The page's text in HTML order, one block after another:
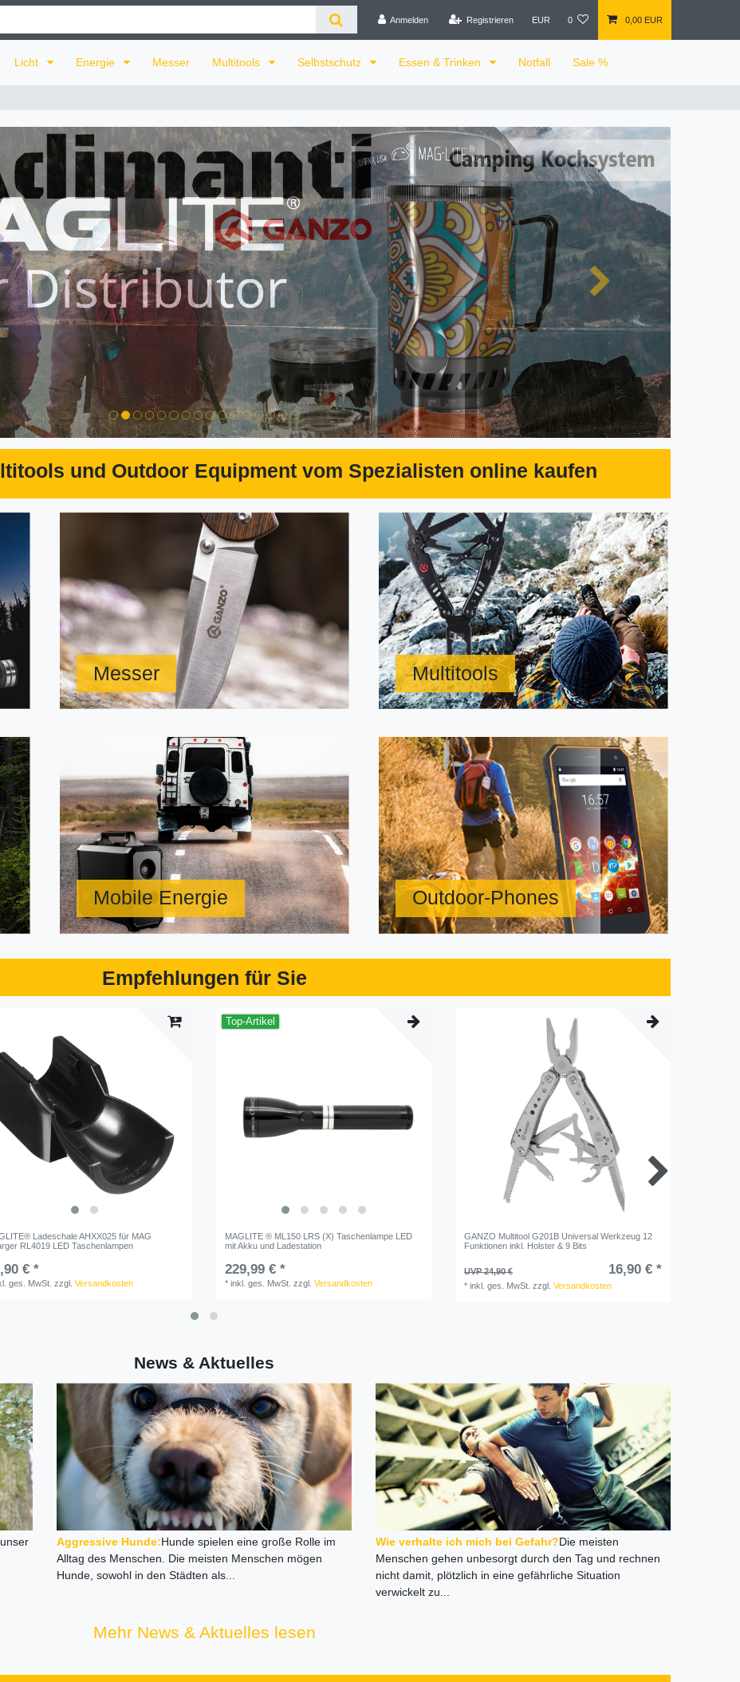
Anmelden
Registrieren EUR 0 0,00 EUR
Licht Energie Messer Multitools Selbstschutz Essen & Trinken Notfall Sale %
und Outdoor Equipment vom Spezialisten online kaufen
Messer Multitools
Mobile Energie Outdoor-Phones
Empfehlungen für Sie
Ladeschale AHXX025 für MAG
RL4019 LED Taschenlampen
€ *
ges. MwSt. zzgl.Versandkosten
Top-Artikel
MAGLITE ® ML150 LRS (X) Taschenlampe LED
mit Akku und Ladestation
229,99 € *
*inkl. ges. MwSt. zzgl.Versandkosten
GANZO Multitool G201B Universal Werkzeug 12
Funktionen inkl. Holster & 9 Bits
UVP 24,90 € 16,90 € *
*inkl. ges. MwSt. zzgl.Versandkosten
News & Aktuelles
Aggressive Hunde:Hunde spielen eine große Rolle im
Alltag des Menschen. Die meisten Menschen mögen
Hunde, sowohl in den Städten als...
Wie verhalte ich mich bei Gefahr?Die meisten
Menschen gehen unbesorgt durch den Tag und rechnen
nicht damit, plötzlich in eine gefährliche Situation
verwickelt zu...
Mehr News & Aktuelles lesen